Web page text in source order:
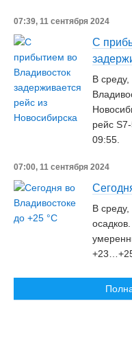
07:39, 11 сентября 2024
С
В
рейс
09:55.
07:00, 11 сентября 2024
В среду,